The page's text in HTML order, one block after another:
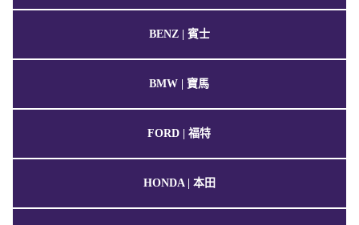
BENZ | 賓士
BMW | 寶馬
FORD | 福特
HONDA | 本田